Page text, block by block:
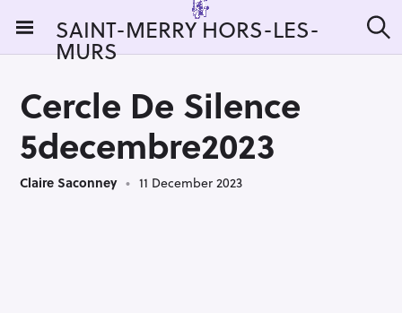
i
SAINT-MERRY HORS-LES-
MURS e
Cercle De Silence
5decembre2023
Claire Saconney 11 December 2023